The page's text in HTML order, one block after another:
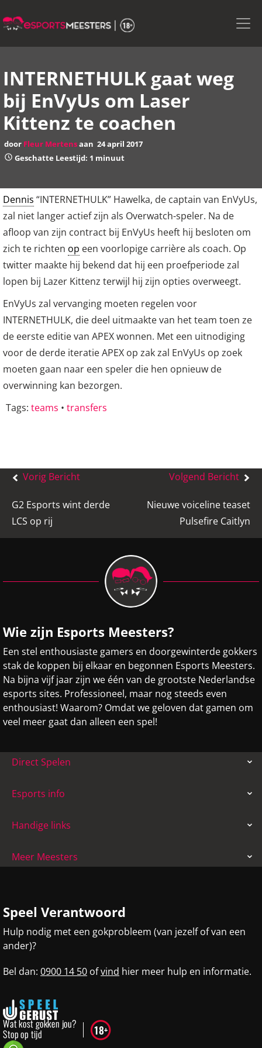
to
INTERNETHULK gaat weg
bij EnVyUs om Laser
Kittenz te coachen
door Fleur Mertensaan 24 april 2017
Geschatte Leestijd: 1 minuut
Dennis “INTERNETHULK” Hawelka, de captain van EnVyUs,
zal niet langer actief zijn als Overwatch-speler. Na de
afloop van zijn contract bij EnVyUs heeft hij besloten om
zich te richten op een voorlopige carrière als coach. Op
twitter maakte hij bekend dat hij een proefperiode zal
lopen bij Lazer Kittenz terwijl hij zijn opties overweegt.
EnVyUs zal vervanging moeten regelen voor
INTERNETHULK, die deel uitmaakte van het team toen ze
de eerste editie van APEX wonnen. Met een uitnodiging
voor de derde iteratie APEX op zak zal EnVyUs op zoek
moeten gaan naar een speler die hen opnieuw de
overwinning kan bezorgen.
Tags: teams • transfers
Bericht
Vorig Bericht
G2 Esports wint derde
LCS op rij
Volgend Bericht
Nieuwe voiceline teaset
Pulsefire Caitlyn
Wie zijn Esports Meesters?
Een stel enthousiaste gamers en doorgewinterde gokkers
stak de koppen bij elkaar en begonnen Esports Meesters.
Na bijna vijf jaar zijn we één van de grootste Nederlandse
esports sites. Professioneel, maar nog steeds even
enthousiast! Waarom? Omdat we geloven dat gamen om
veel meer gaat dan alleen een spel!
Direct Spelen
Esports info
Handige links
Meer Meesters
Speel Verantwoord
Hulp nodig met een gokprobleem (van jezelf of van een
ander)?
Bel dan: 0900 14 50 ofvind hier meer hulp en informatie.